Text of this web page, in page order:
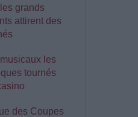
grands
attirent des
musicaux les
tournés
des Coupes